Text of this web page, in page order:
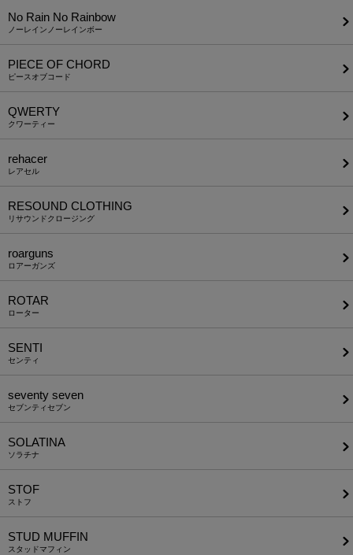
No Rain No Rainbow
ノーレインノーレインボー
PIECE OF CHORD
ピースオブコード
QWERTY
クワーティー
rehacer
レアセル
RESOUND CLOTHING
リサウンドクロージング
roarguns
ロアーガンズ
ROTAR
ローター
SENTI
センティ
seventy seven
セブンティセブン
SOLATINA
ソラチナ
STOF
ストフ
STUD MUFFIN
スタッドマフィン